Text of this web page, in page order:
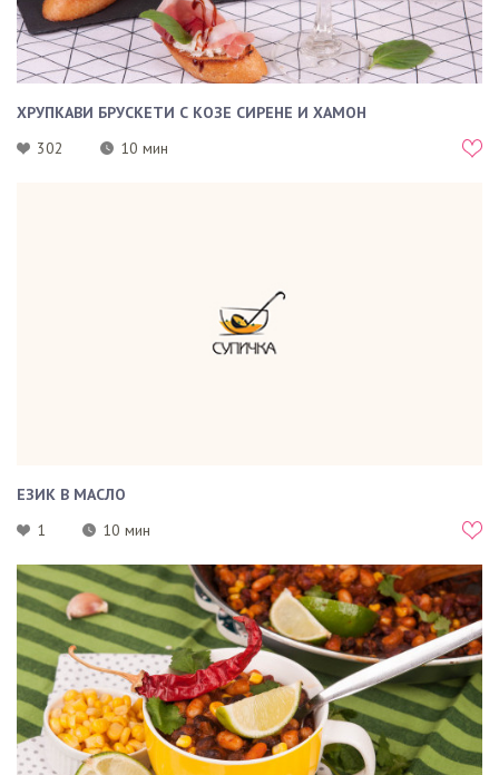
ХРУПКАВИ БРУСКЕТИ С КОЗЕ СИРЕНЕ И ХАМОН
302
10 мин
ЕЗИК В МАСЛО
1
10 мин